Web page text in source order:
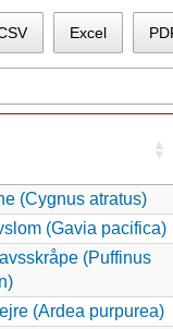
Excel
(Cygnus atratus)
(Gavia pacifica)
(Puffinus
(Ardea purpurea)